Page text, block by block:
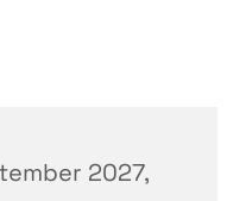
2027,